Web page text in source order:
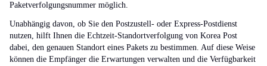
Paketverfolgungsnummer möglich.
Unabhängig davon, ob Sie den Postzustell- oder Express-Postdienst
nutzen, hilft Ihnen die Echtzeit-Standortverfolgung von Korea Post
dabei, den genauen Standort eines Pakets zu bestimmen. Auf diese Weise
können die Empfänger die Erwartungen verwalten und die Verfügbarkeit